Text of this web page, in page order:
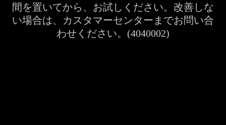
間を置いてから、お試しください。改善しな
い場合は、カスタマーセンターまでお問い合
わせください。(4040002)